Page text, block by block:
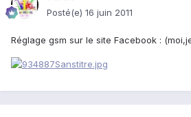
Posté(e) 16 juin 2011
Réglage gsm sur le site Facebook :